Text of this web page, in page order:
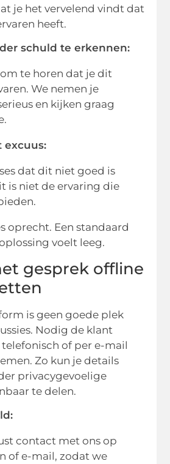
je het vervelend vindt dat
heeft.
schuld te erkennen:
te horen dat je dit
We nemen je
en kijken graag
excuus:
dat dit niet goed is
is niet de ervaring die
oprecht. Een standaard
voelt leeg.
gesprek offline
is geen goede plek
Nodig de klant
of per e-mail
Zo kun je details
privacygevoelige
te delen.
contact met ons op
of e-mail, zodat we